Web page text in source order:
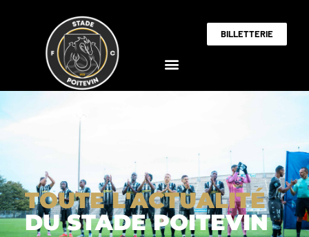
BILLETTERIE
TOUTE L'ACTUALITÉ
DU STADE POITEVIN